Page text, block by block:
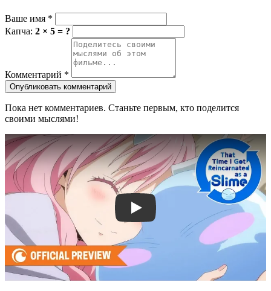
Ваше имя *
Капча: 2 × 5 = ?
Комментарий *
Опубликовать комментарий
Пока нет комментариев. Станьте первым, кто поделится
своими мыслями!
Смотреть трейлер